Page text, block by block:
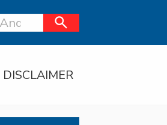
search
DISCLAIMER